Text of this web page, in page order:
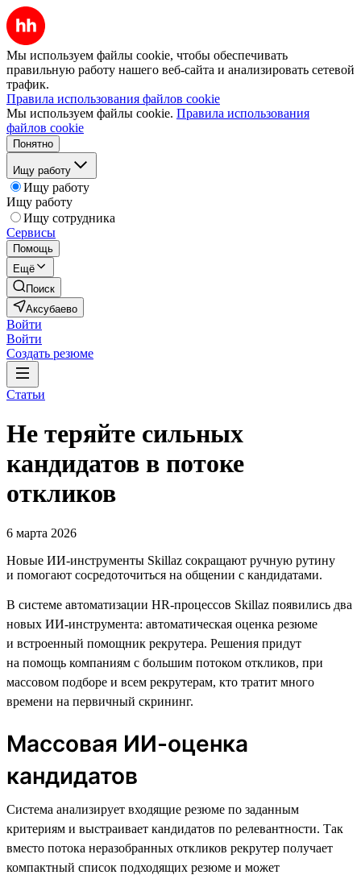
Мы используем файлы cookie, чтобы обеспечивать
правильную работу нашего веб-сайта и анализировать сетевой
трафик.
Правила использования файлов cookie
Мы используем файлы cookie. Правила использования
файлов cookie
Понятно
Ищу работу
Ищу работу
Ищу работу
Ищу сотрудника
Сервисы
Помощь
Ещё
Поиск
Аксубаево
Войти
Войти
Создать резюме
Статьи
Не теряйте сильных
кандидатов в потоке
откликов
6 марта 2026
Новые ИИ-инструменты Skillaz сокращают ручную рутину
и помогают сосредоточиться на общении с кандидатами.
В системе автоматизации HR-процессов Skillaz появились два
новых ИИ-инструмента: автоматическая оценка резюме
и встроенный помощник рекрутера. Решения придут
на помощь компаниям с большим потоком откликов, при
массовом подборе и всем рекрутерам, кто тратит много
времени на первичный скрининг.
Массовая ИИ-оценка
кандидатов
Система анализирует входящие резюме по заданным
критериям и выстраивает кандидатов по релевантности. Так
вместо потока неразобранных откликов рекрутер получает
компактный список подходящих резюме и может